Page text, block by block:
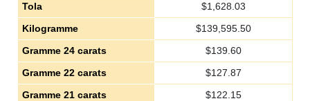
Tola
$1,628.03
Kilogramme
$139,595.50
Gramme 24 carats
$139.60
Gramme 22 carats
$127.87
Gramme 21 carats
$122.15